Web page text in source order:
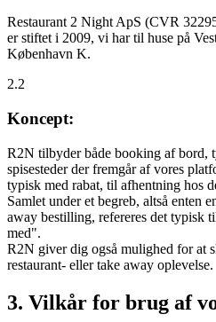
Restaurant 2 Night ApS (CVR
er stiftet i 2009, vi har til huse på
København K.
2.2
Koncept:
R2N tilbyder både booking af bord,
spisesteder der fremgår af vores
typisk med rabat, til afhentning hos
Samlet under et begreb, altså enten
away bestilling, refereres det typisk
med".
R2N giver dig også mulighed for at
restaurant- eller take away oplevelse.
3. Vilkår for brug af